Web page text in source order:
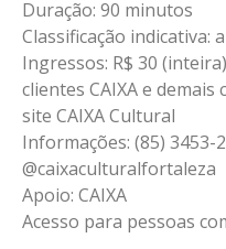
Duração: 90 minutos
Classificação indicativa:
Ingressos: R$ 30
clientes CAIXA e
site CAIXA Cultural
Informações: (85) 3453-
@caixaculturalfortaleza
Apoio: CAIXA
Acesso para pessoas